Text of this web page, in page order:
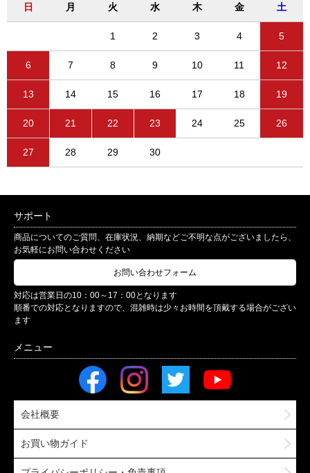
日 月 火 水 木 金 土
1 2 3 4 5
6 7 8 9 10 11 12
13 14 15 16 17 18 19
20 21 22 23 24 25 26
27 28 29 30
サポート
商品についてのご質問、在庫状況、納期などご不明な点がございましたら、
お気軽にお問い合わせください
お問い合わせフォーム
対応は営業日の10：00～17：00となります
順番での対応となりますので、混雑時は少々お時間を頂戴する場合がござい
ます
会社概要
お買い物ガイド